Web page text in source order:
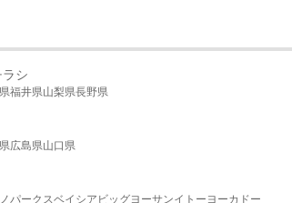
シ
福井県山梨県長野県
広島県山口県
パークスベイシア ビッグヨーサンイトーヨーカドー